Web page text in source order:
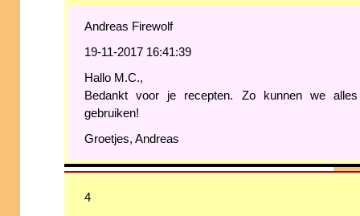
Andreas Firewolf
19-11-2017 16:41:39
Hallo M.C.,
Bedankt voor je recepten. Zo kunnen we alles
gebruiken!
Groetjes, Andreas
4